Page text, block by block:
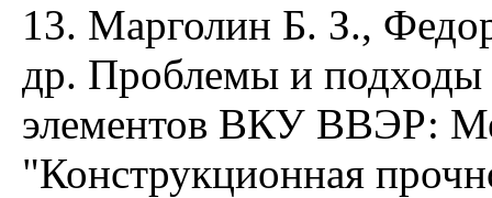
13. Марголин Б. З.,
др. Проблемы и подходы
элементов ВКУ ВВЭР:
"Конструкционная